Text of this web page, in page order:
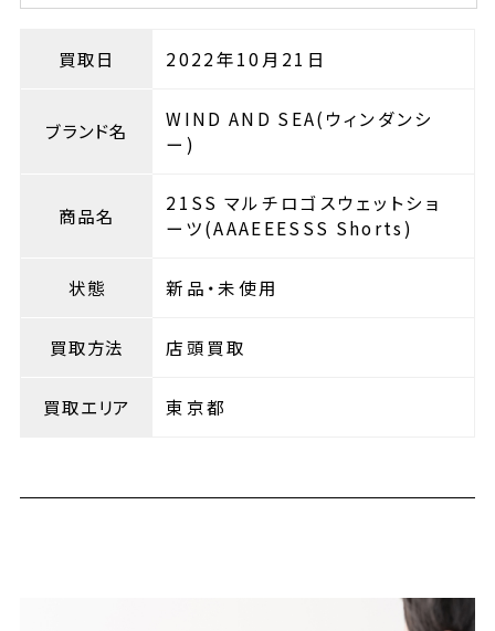
買取日 2022年10月21日
ブランド名
WIND AND SEA(ウィンダンシ
ー)
商品名
21SS マルチロゴスウェットショ
ーツ(AAAEEESSS Shorts)
状態 新品・未使用
買取方法 店頭買取
買取エリア 東京都